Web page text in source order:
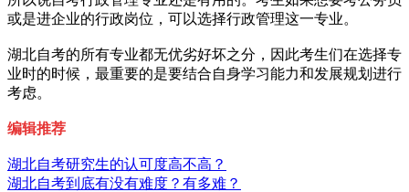
或是进企业的行政岗位，可以选择行政管理这一专业。
湖北自考的所有专业都无优劣好坏之分，因此考生们在选择专
业时的时候，最重要的是要结合自身学习能力和发展规划进行
考虑。
编辑推荐
湖北自考研究生的认可度高不高？
湖北自考到底有没有难度？有多难？